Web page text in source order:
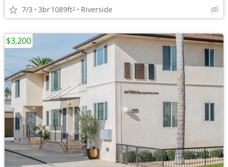
7/3 3br1089ft2 Riverside
$3,200